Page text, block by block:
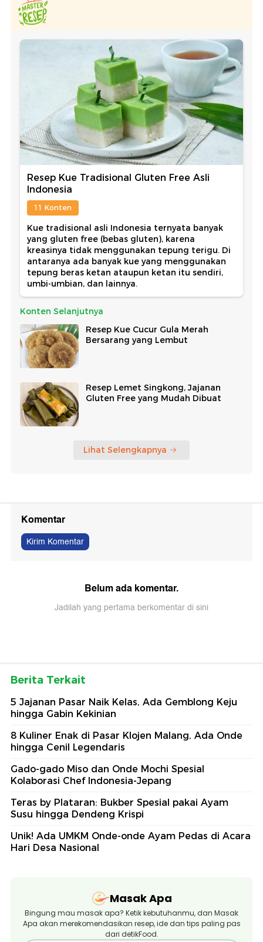
Resep Kue Tradisional Gluten Free Asli
Indonesia
11 Konten
Kue tradisional asli Indonesia ternyata banyak
yang gluten free (bebas gluten), karena
kreasinya tidak menggunakan tepung terigu. Di
antaranya ada banyak kue yang menggunakan
tepung beras ketan ataupun ketan itu sendiri,
umbi-umbian, dan lainnya.
Konten Selanjutnya
Resep Kue Cucur Gula Merah
Bersarang yang Lembut
Resep Lemet Singkong, Jajanan
Gluten Free yang Mudah Dibuat
Lihat Selengkapnya
Komentar
Kirim Komentar
Belum ada komentar.
Jadilah yang pertama berkomentar di sini
Berita Terkait
5 Jajanan Pasar Naik Kelas, Ada Gemblong Keju
hingga Gabin Kekinian
8 Kuliner Enak di Pasar Klojen Malang, Ada Onde
hingga Cenil Legendaris
Gado-gado Miso dan Onde Mochi Spesial
Kolaborasi Chef Indonesia-Jepang
Teras by Plataran: Bukber Spesial pakai Ayam
Susu hingga Dendeng Krispi
Unik! Ada UMKM Onde-onde Ayam Pedas di Acara
Hari Desa Nasional
Masak Apa
Bingung mau masak apa? Ketik kebutuhanmu, dan Masak
Apa akan merekomendasikan resep, ide dan tips paling pas
dari detikFood.